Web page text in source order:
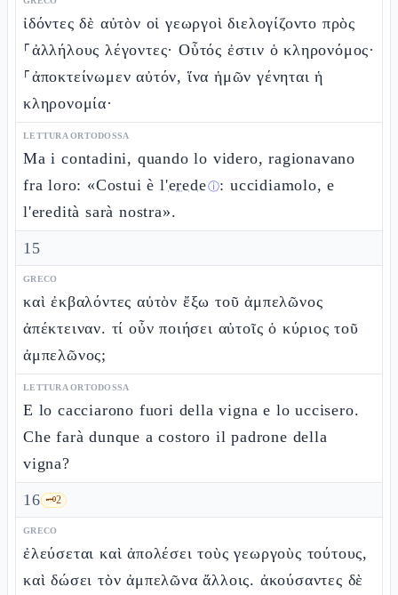
ἰδόντες δὲ αὐτὸν οἱ γεωργοὶ διελογίζοντο πρὸς
⸀ἀλλήλους λέγοντες· Οὗτός ἐστιν ὁ κληρονόμος·
⸀ἀποκτείνωμεν αὐτόν, ἵνα ἡμῶν γένηται ἡ
κληρονομία·
LETTURA ORTODOSSA
Ma i contadini, quando lo videro, ragionavano
fra loro: «Costui è l'eredeⓘ: uccidiamolo, e
l'eredità sarà nostra».
15
GRECO
καὶ ἐκβαλόντες αὐτὸν ἔξω τοῦ ἀμπελῶνος
ἀπέκτειναν. τί οὖν ποιήσει αὐτοῖς ὁ κύριος τοῦ
ἀμπελῶνος;
LETTURA ORTODOSSA
E lo cacciarono fuori della vigna e lo uccisero.
Che farà dunque a costoro il padrone della
vigna?
16 🗝️2
GRECO
ἐλεύσεται καὶ ἀπολέσει τοὺς γεωργοὺς τούτους,
καὶ δώσει τὸν ἀμπελῶνα ἄλλοις. ἀκούσαντες δὲ